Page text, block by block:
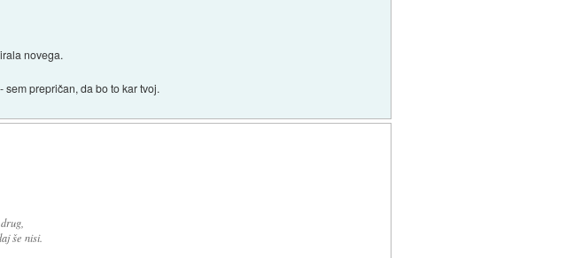
novega.
prepričan, da bo to kar tvoj.
še nisi.